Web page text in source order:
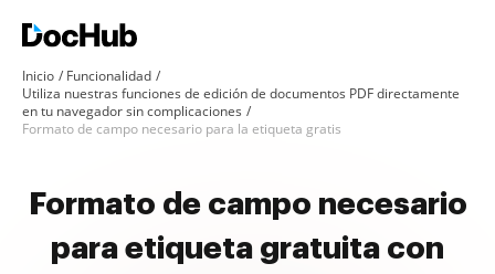
Inicio
Funcionalidad
Utiliza nuestras funciones de edición de documentos PDF directamente
en tu navegador sin complicaciones
Formato de campo necesario para la etiqueta gratis
Formato de campo necesario
para etiqueta gratuita con